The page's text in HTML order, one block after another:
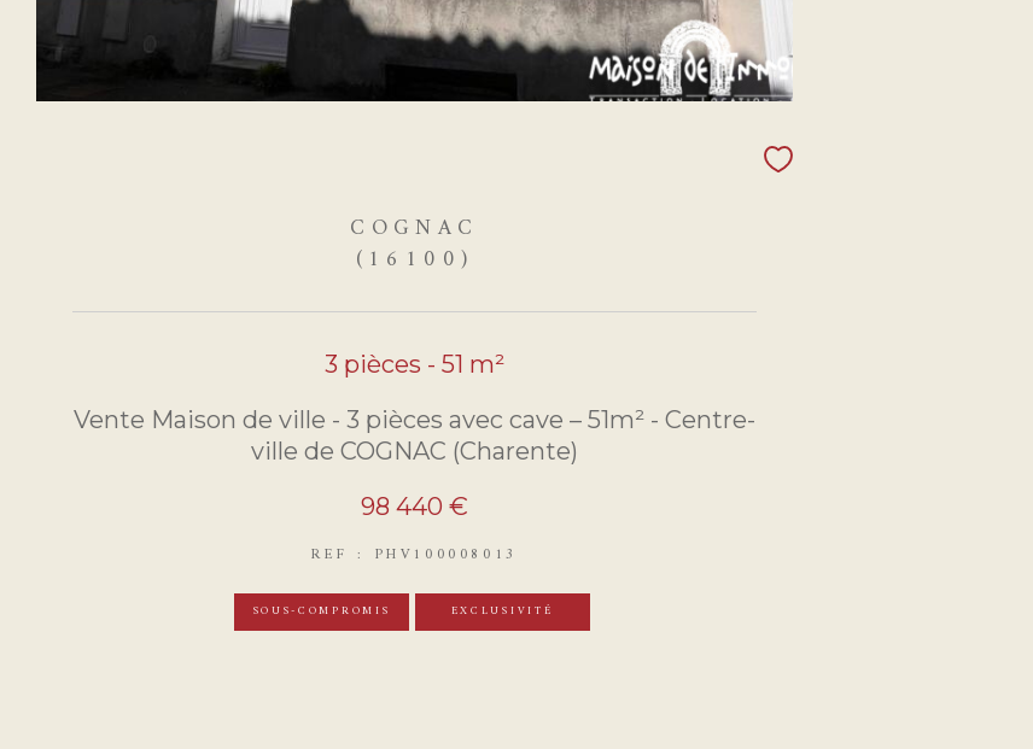
COGNAC
(16100)
3 pièces - 51 m²
Vente Maison de ville - 3 pièces avec cave – 51m² - Centre-
ville de COGNAC (Charente)
98 440 €
REF : PHV100008013
SOUS-COMPROMIS EXCLUSIVITÉ